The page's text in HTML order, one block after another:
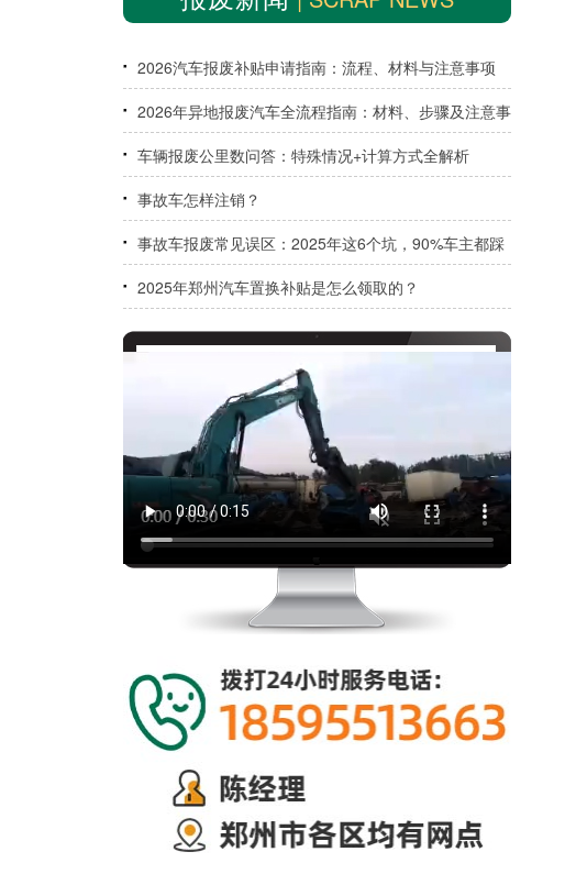
2026汽车报废补贴申请指南：流程、材料与注意事项
2026年异地报废汽车全流程指南：材料、步骤及注意事
项一网打尽
车辆报废公里数问答：特殊情况+计算方式全解析
事故车怎样注销？
事故车报废常见误区：2025年这6个坑，90%车主都踩
过
2025年郑州汽车置换补贴是怎么领取的？